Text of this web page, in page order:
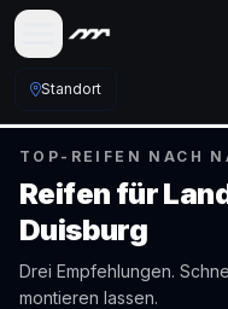
Standort
TOP-REIFEN NACH
Reifen für
Duisburg
Drei Empfehlungen.
montieren lassen.